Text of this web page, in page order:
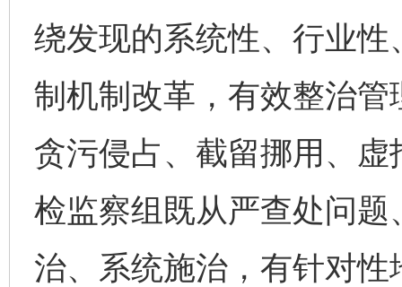
绕发现的系统性、行业
制机制改革，有效整治
贪污侵占、截留挪用、
检监察组既从严查处问
治、系统施治，有针对